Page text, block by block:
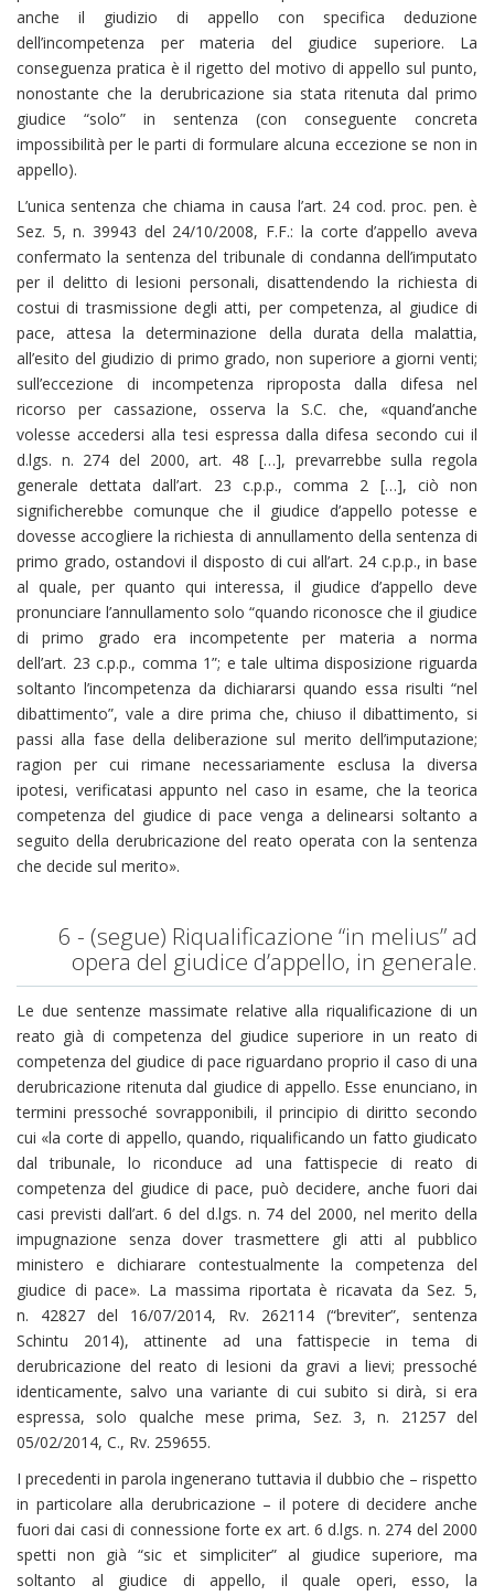
anche il giudizio di appello con specifica deduzione
dell’incompetenza per materia del giudice superiore. La
conseguenza pratica è il rigetto del motivo di appello sul punto,
nonostante che la derubricazione sia stata ritenuta dal primo
giudice “solo” in sentenza (con conseguente concreta
impossibilità per le parti di formulare alcuna eccezione se non in
appello).
L’unica sentenza che chiama in causa l’art. 24 cod. proc. pen. è
Sez. 5, n. 39943 del 24/10/2008, F.F.: la corte d’appello aveva
confermato la sentenza del tribunale di condanna dell’imputato
per il delitto di lesioni personali, disattendendo la richiesta di
costui di trasmissione degli atti, per competenza, al giudice di
pace, attesa la determinazione della durata della malattia,
all’esito del giudizio di primo grado, non superiore a giorni venti;
sull’eccezione di incompetenza riproposta dalla difesa nel
ricorso per cassazione, osserva la S.C. che, «quand’anche
volesse accedersi alla tesi espressa dalla difesa secondo cui il
d.lgs. n. 274 del 2000, art. 48 […], prevarrebbe sulla regola
generale dettata dall’art. 23 c.p.p., comma 2 […], ciò non
significherebbe comunque che il giudice d’appello potesse e
dovesse accogliere la richiesta di annullamento della sentenza di
primo grado, ostandovi il disposto di cui all’art. 24 c.p.p., in base
al quale, per quanto qui interessa, il giudice d’appello deve
pronunciare l’annullamento solo “quando riconosce che il giudice
di primo grado era incompetente per materia a norma
dell’art. 23 c.p.p., comma 1”; e tale ultima disposizione riguarda
soltanto l’incompetenza da dichiararsi quando essa risulti “nel
dibattimento”, vale a dire prima che, chiuso il dibattimento, si
passi alla fase della deliberazione sul merito dell’imputazione;
ragion per cui rimane necessariamente esclusa la diversa
ipotesi, verificatasi appunto nel caso in esame, che la teorica
competenza del giudice di pace venga a delinearsi soltanto a
seguito della derubricazione del reato operata con la sentenza
che decide sul merito».
6 - (segue) Riqualificazione “in melius” ad
opera del giudice d’appello, in generale.
Le due sentenze massimate relative alla riqualificazione di un
reato già di competenza del giudice superiore in un reato di
competenza del giudice di pace riguardano proprio il caso di una
derubricazione ritenuta dal giudice di appello. Esse enunciano, in
termini pressoché sovrapponibili, il principio di diritto secondo
cui «la corte di appello, quando, riqualificando un fatto giudicato
dal tribunale, lo riconduce ad una fattispecie di reato di
competenza del giudice di pace, può decidere, anche fuori dai
casi previsti dall’art. 6 del d.lgs. n. 74 del 2000, nel merito della
impugnazione senza dover trasmettere gli atti al pubblico
ministero e dichiarare contestualmente la competenza del
giudice di pace». La massima riportata è ricavata da Sez. 5,
n. 42827 del 16/07/2014, Rv. 262114 (“breviter”, sentenza
Schintu 2014), attinente ad una fattispecie in tema di
derubricazione del reato di lesioni da gravi a lievi; pressoché
identicamente, salvo una variante di cui subito si dirà, si era
espressa, solo qualche mese prima, Sez. 3, n. 21257 del
05/02/2014, C., Rv. 259655.
I precedenti in parola ingenerano tuttavia il dubbio che – rispetto
in particolare alla derubricazione – il potere di decidere anche
fuori dai casi di connessione forte ex art. 6 d.lgs. n. 274 del 2000
spetti non già “sic et simpliciter” al giudice superiore, ma
soltanto al giudice di appello, il quale operi, esso, la